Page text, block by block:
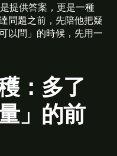
提供答案，更是一種
問題之前，先陪他把疑
以問」的時候，先用一
：多了
」的前